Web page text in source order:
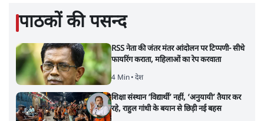
पाठकों की पसन्द
RSS नेता की जंतर मंतर आंदोलन पर टिप्पणी- सीधे
फायरिंग कराता, महिलाओं का रेप करवाता
4 Min• देश
शिक्षा संस्थान ‘विद्यार्थी’ नहीं, ‘अनुयायी’ तैयार कर
रहे, राहुल गांधी के बयान से छिड़ी नई बहस